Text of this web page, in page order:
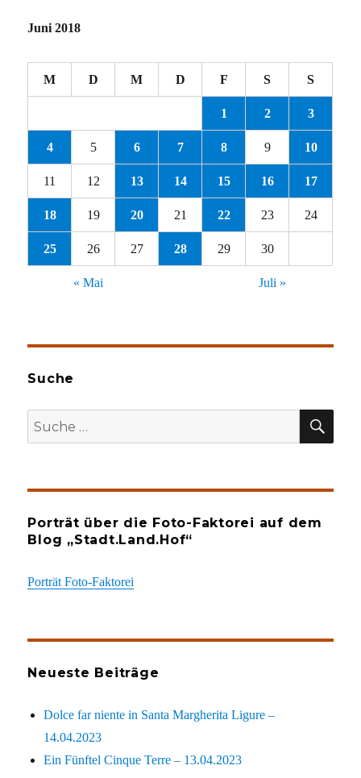
Juni 2018
M D M D F S S
1 2 3
4 5 6 7 8 9 10
11 12 13 14 15 16 17
18 19 20 21 22 23 24
25 26 27 28 29 30
« Mai Juli »
Suche
Suche
nach:
Porträt über die Foto-Faktorei auf dem
Blog „Stadt.Land.Hof“
Porträt Foto-Faktorei
Neueste Beiträge
Dolce far niente in Santa Margherita Ligure –
14.04.2023
Ein Fünftel Cinque Terre – 13.04.2023